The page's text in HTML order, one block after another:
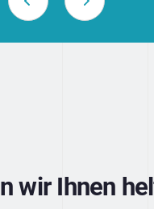
wir Ihnen